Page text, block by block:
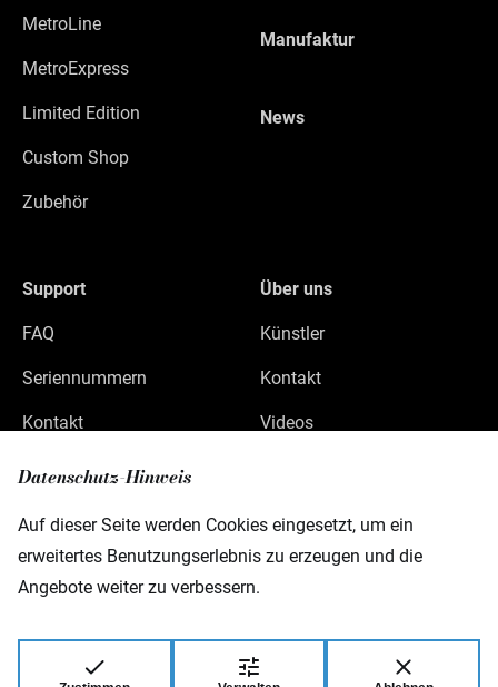
Datenschutz-Hinweis
Auf dieser Seite werden Cookies eingesetzt, um ein
erweitertes Benutzungserlebnis zu erzeugen und die
Angebote weiter zu verbessern.
MetroLine
MetroExpress
Limited Edition
Custom Shop
Zubehör
Manufaktur
News
Support
FAQ
Seriennummern
Kontakt
Über uns
Künstler
Kontakt
Videos
Gewerbepark 46
D-08258 Markneukirchen